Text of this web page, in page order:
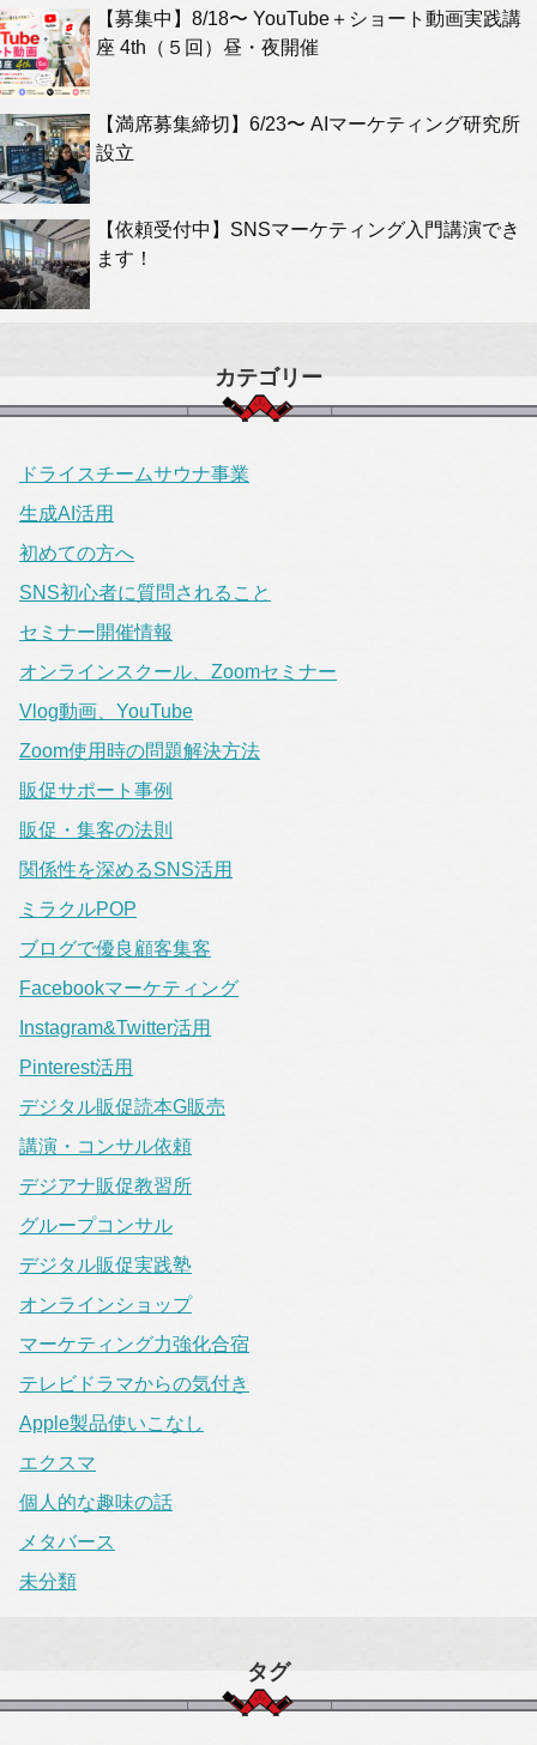
【募集中】8/18〜 YouTube＋ショート動画実践講
座 4th（５回）昼・夜開催
【満席募集締切】6/23〜 AIマーケティング研究所
設立
【依頼受付中】SNSマーケティング入門講演でき
ます！
カテゴリー
ドライスチームサウナ事業
生成AI活用
初めての方へ
SNS初心者に質問されること
セミナー開催情報
オンラインスクール、Zoomセミナー
Vlog動画、YouTube
Zoom使用時の問題解決方法
販促サポート事例
販促・集客の法則
関係性を深めるSNS活用
ミラクルPOP
ブログで優良顧客集客
Facebookマーケティング
Instagram&Twitter活用
Pinterest活用
デジタル販促読本G販売
講演・コンサル依頼
デジアナ販促教習所
グループコンサル
デジタル販促実践塾
オンラインショップ
マーケティング力強化合宿
テレビドラマからの気付き
Apple製品使いこなし
エクスマ
個人的な趣味の話
メタバース
未分類
タグ